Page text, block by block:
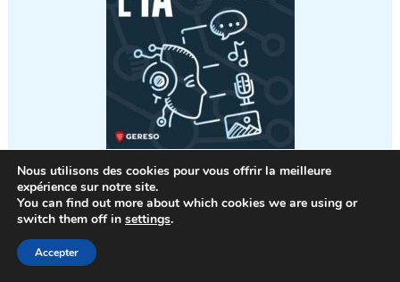
Les derniers articles
Nous utilisons des cookies pour vous offrir la meilleure
expérience sur notre site.
You can find out more about which cookies we are using or
switch them off in settings.
Accepter